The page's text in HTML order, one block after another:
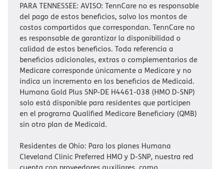
PARA TENNESSEE: AVISO: TennCare no es responsable
del pago de estos beneficios, salvo los montos de
costos compartidos que correspondan. TennCare no
es responsable de garantizar la disponibilidad o
calidad de estos beneficios. Toda referencia a
beneficios adicionales, extras o complementarios de
Medicare corresponde únicamente a Medicare y no
indica un incremento en los beneficios de Medicaid.
Humana Gold Plus SNP-DE H4461-038 (HMO D-SNP)
solo está disponible para residentes que participen
en el programa Qualified Medicare Beneficiary (QMB)
sin otro plan de Medicaid.​​
Residentes de Ohio: Para los planes Humana
Cleveland Clinic Preferred HMO y D-SNP, nuestra red